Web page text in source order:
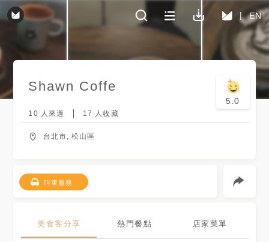
EN
Shawn Coffe
5.0
10 人來過 17 人收藏
台北市, 松山區
叫車服務
美食客分享 熱門餐點 店家菜單